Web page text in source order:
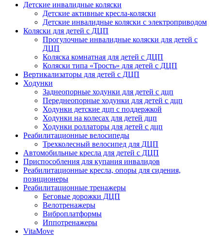
Детские инвалидные коляски
Детские активные кресла-коляски
Детские инвалидные коляски с электроприводом
Коляски для детей с ДЦП
Прогулочные инвалидные коляски для детей с
ДЦП
Коляска комнатная для детей с ДЦП
Коляски типа «Трость» для детей с ДЦП
Вертикализаторы для детей с ДЦП
Ходунки
Заднеопорные ходунки для детей с дцп
Переднеопорные ходунки для детей с дцп
Ходунки детские дцп с поддержкой
Ходунки на колесах для детей дцп
Ходунки роллаторы для детей с дцп
Реабилитационные велосипеды
Трехколесный велосипед для ДЦП
Автомобильные кресла для детей с ДЦП
Приспособления для купания инвалидов
Реабилитационные кресла, опоры для сидения,
позиционеры
Реабилитационные тренажеры
Беговые дорожки ДЦП
Велотренажеры
Виброплатформы
Иппотренажеры
VitaMove